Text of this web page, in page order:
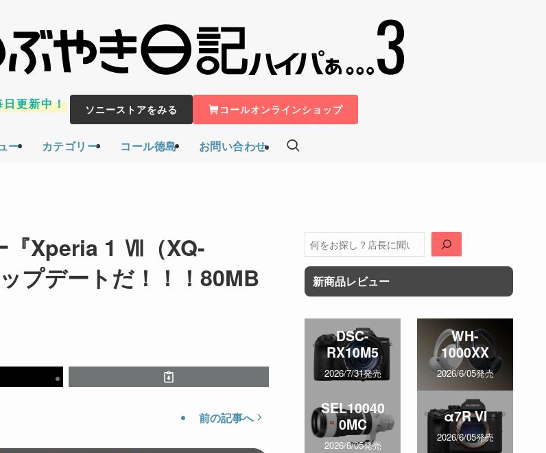
ー カテゴリー コール徳島 お問い合わせ
日更新中！ ソニーストアをみる コールオンラインショップ
『Xperia 1 Ⅶ（XQ-
プデートだ！！！80MB
前の記事へ
検
索
新商品レビュー
DSC-
RX10M5
2026/7/31発売
WH-
1000XX
2026/6/05発売
SEL10040
0MC
2026/6/05発売
α7R VI
2026/6/05発売